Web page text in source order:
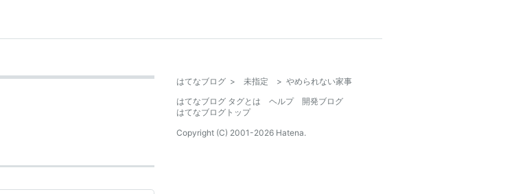
はてなブログ > 未指定 > やめられない家事
はてなブログ タグとは
ヘルプ
開発ブログ
はてなブログトップ
Copyright (C) 2001-2026 Hatena.